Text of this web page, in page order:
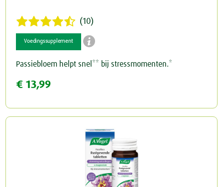
(10)
Voedingssupplement 
Passiebloem helpt snel** bij stressmomenten.*
€ 13,99